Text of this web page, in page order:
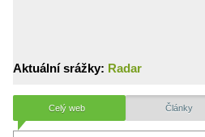
Aktuální srážky: Radar
Celý web Články